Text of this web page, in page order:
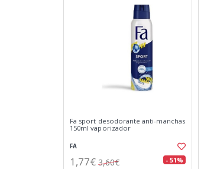
Fa sport desodorante anti-manchas
150ml vaporizador
FA
1,77€ 3,60€ - 51%